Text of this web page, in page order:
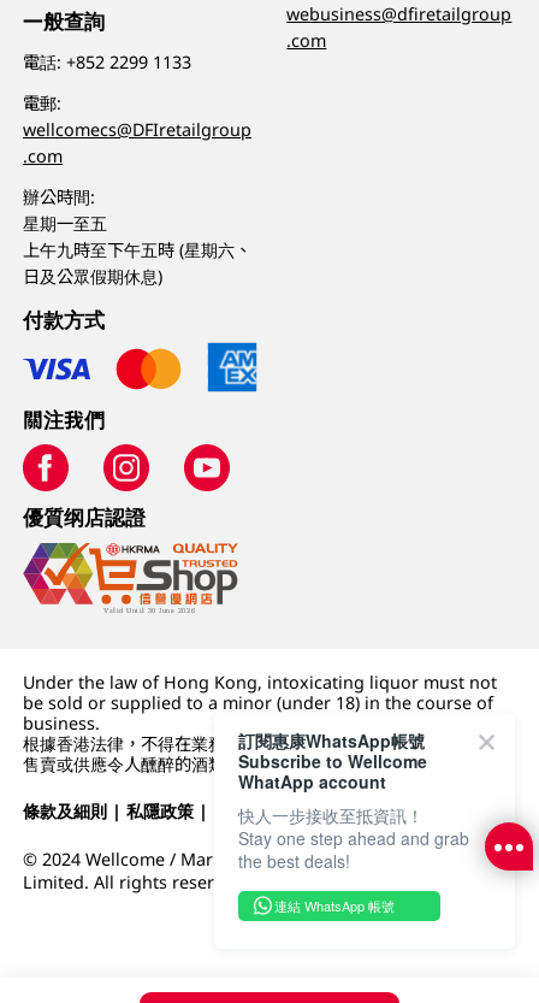
一般查詢
電話:+852 2299 1133
電郵:
wellcomecs@DFIretailgroup
.com
辦公時間:
星期一至五
上午九時至下午五時 (星期六、
日及公眾假期休息)
webusiness@dfiretailgroup
.com
付款方式
關注我們
優質纲店認證
Under the law of Hong Kong, intoxicating liquor must not
be sold or supplied to a minor (under 18) in the course of
business.
根據香港法律，不得在業務過程中，向未成年人 (18 歲以下人士)
售賣或供應令人醺醉的酒類。
條款及細則 |私隱政策 | DFI零售集團
© 2024 Wellcome / Market Place. The Dairy Farm Company
Limited. All rights reserved.
訂閱惠康WhatsApp帳號
Subscribe to Wellcome
WhatApp account
快人一步接收至抵資訊！
Stay one step ahead and grab
the best deals!
連結 WhatsApp 帳號